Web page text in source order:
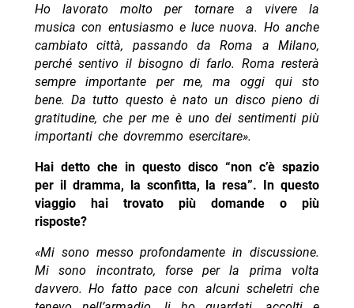
Ho lavorato molto per tornare a vivere la
musica con entusiasmo e luce nuova. Ho anche
cambiato città, passando da Roma a Milano,
perché sentivo il bisogno di farlo. Roma resterà
sempre importante per me, ma oggi qui sto
bene. Da tutto questo è nato un disco pieno di
gratitudine, che per me è uno dei sentimenti più
importanti che dovremmo esercitare».
Hai detto che in questo disco “non c’è spazio
per il dramma, la sconfitta, la resa”. In questo
viaggio hai trovato più domande o più
risposte?
«Mi sono messo profondamente in discussione.
Mi sono incontrato, forse per la prima volta
davvero. Ho fatto pace con alcuni scheletri che